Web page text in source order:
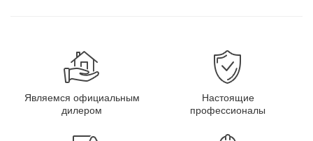
Являемся официальным
дилером
Настоящие
профессионалы